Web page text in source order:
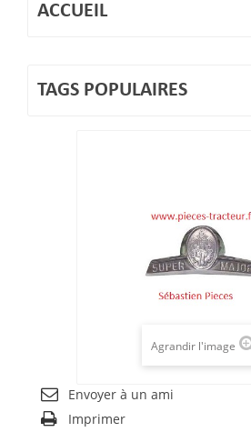
ACCUEIL
TAGS POPULAIRES
Agrandir l'image
Envoyer à un ami
Imprimer